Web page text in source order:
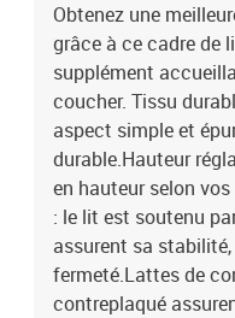
Obtenez une
grâce à ce cadre de
supplément
coucher. Tissu
aspect simple et
durable.Hauteur
en hauteur selon
: le lit est soutenu
assurent sa
fermeté.Lattes de
contreplaqué